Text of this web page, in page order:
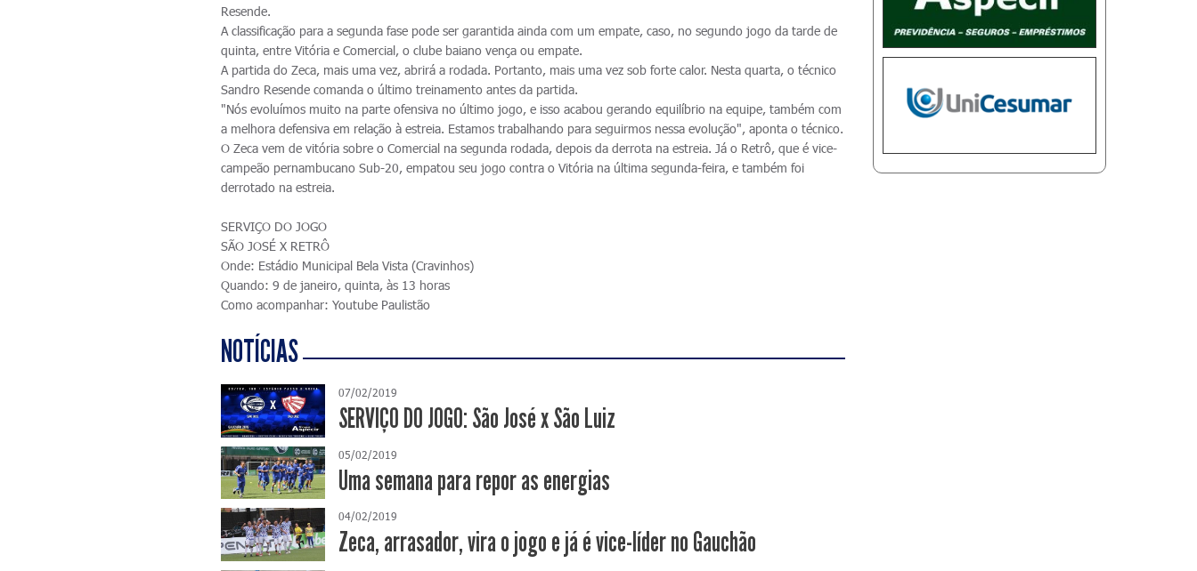
Resende.
A classificação para a segunda fase pode ser garantida ainda com um empate, caso, no segundo jogo da tarde de
quinta, entre Vitória e Comercial, o clube baiano vença ou empate.
A partida do Zeca, mais uma vez, abrirá a rodada. Portanto, mais uma vez sob forte calor. Nesta quarta, o técnico
Sandro Resende comanda o último treinamento antes da partida.
"Nós evoluímos muito na parte ofensiva no último jogo, e isso acabou gerando equilíbrio na equipe, também com
a melhora defensiva em relação à estreia. Estamos trabalhando para seguirmos nessa evolução", aponta o técnico.
O Zeca vem de vitória sobre o Comercial na segunda rodada, depois da derrota na estreia. Já o Retrô, que é vice-
campeão pernambucano Sub-20, empatou seu jogo contra o Vitória na última segunda-feira, e também foi
derrotado na estreia.
SERVIÇO DO JOGO
SÃO JOSÉ X RETRÔ
Onde: Estádio Municipal Bela Vista (Cravinhos)
Quando: 9 de janeiro, quinta, às 13 horas
Como acompanhar: Youtube Paulistão
NOTÍCIAS
07/02/2019
SERVIÇO DO JOGO: São José x São Luiz
05/02/2019
Uma semana para repor as energias
04/02/2019
Zeca, arrasador, vira o jogo e já é vice-líder no Gauchão